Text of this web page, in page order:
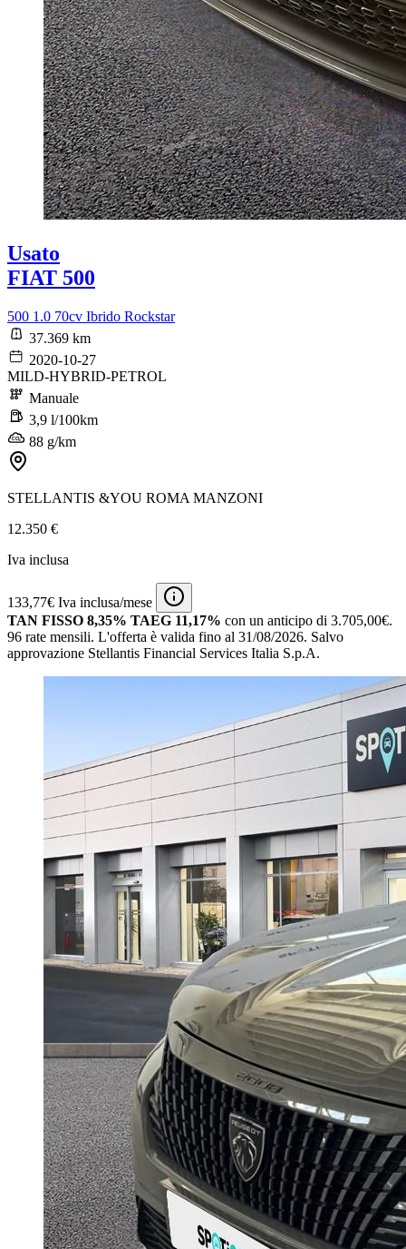
Usato
FIAT 500
500 1.0 70cv Ibrido Rockstar
37.369 km
2020-10-27
MILD-HYBRID-PETROL
Manuale
3,9 l/100km
88 g/km
STELLANTIS &YOU ROMA MANZONI
12.350 €
Iva inclusa
133,77€ Iva inclusa/mese
TAN FISSO 8,35% TAEG 11,17% con un anticipo di 3.705,00€.
96 rate mensili. L'offerta è valida fino al 31/08/2026. Salvo
approvazione Stellantis Financial Services Italia S.p.A.